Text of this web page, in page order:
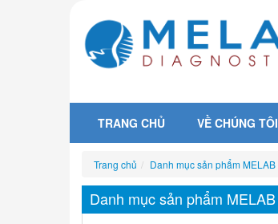
TRANG CHỦ VỀ CHÚNG TÔI
Trang chủ Danh mục sản phẩm MELAB
Danh mục sản phẩm MELAB